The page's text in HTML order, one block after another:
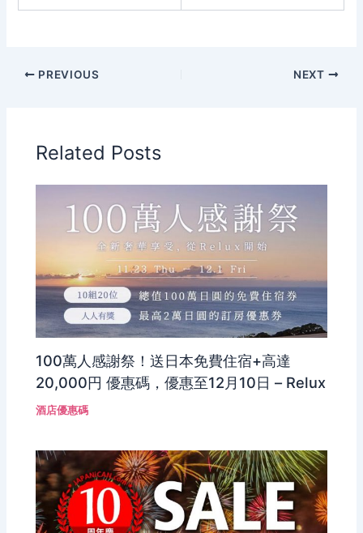
PREVIOUS NEXT
Related Posts
100萬人感謝祭！送日本免費住宿+高達
20,000円 優惠碼，優惠至12月10日 – Relux
酒店優惠碼